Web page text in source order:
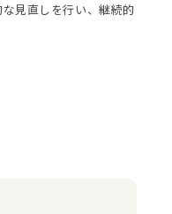
見直しを行い、継続的